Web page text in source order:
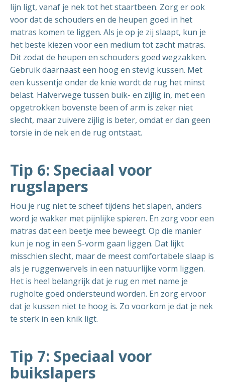
lijn ligt, vanaf je nek tot het staartbeen. Zorg er ook
voor dat de schouders en de heupen goed in het
matras komen te liggen. Als je op je zij slaapt, kun je
het beste kiezen voor een medium tot zacht matras.
Dit zodat de heupen en schouders goed wegzakken.
Gebruik daarnaast een hoog en stevig kussen. Met
een kussentje onder de knie wordt de rug het minst
belast. Halverwege tussen buik- en zijlig in, met een
opgetrokken bovenste been of arm is zeker niet
slecht, maar zuivere zijlig is beter, omdat er dan geen
torsie in de nek en de rug ontstaat.
Tip 6: Speciaal voor
rugslapers
Hou je rug niet te scheef tijdens het slapen, anders
word je wakker met pijnlijke spieren. En zorg voor een
matras dat een beetje mee beweegt. Op die manier
kun je nog in een S-vorm gaan liggen. Dat lijkt
misschien slecht, maar de meest comfortabele slaap is
als je ruggenwervels in een natuurlijke vorm liggen.
Het is heel belangrijk dat je rug en met name je
rugholte goed ondersteund worden. En zorg ervoor
dat je kussen niet te hoog is. Zo voorkom je dat je nek
te sterk in een knik ligt.
Tip 7: Speciaal voor
buikslapers